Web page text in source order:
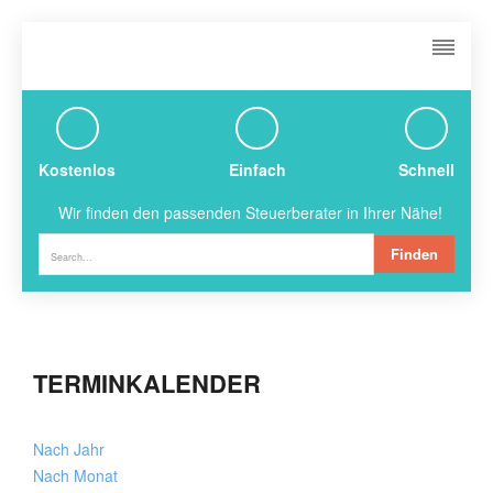
Kostenlos Einfach
Schnell
Wir finden den passenden Steuerberater in Ihrer Nähe!
Finden
TERMINKALENDER
Nach Jahr
Nach Monat